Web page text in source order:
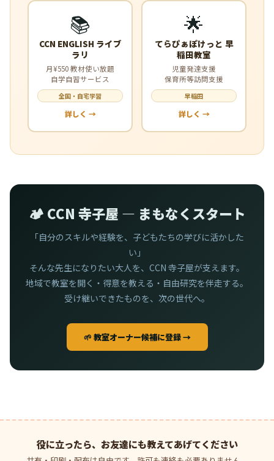
📚
CCN ENGLISH ライブ
ラリ
月¥550 教材使い放題
自学自習サービス
全国・自宅学習
詳しく →
🌟
てらぴぁぽけっと 早
稲田教室
児童発達支援
保育所等訪問支援
早稲田
詳しく →
🏕️ CCN 寺子屋 — まもなくスタート
「自分のスキルや経験を、子どもたちの学びに活かした
い」
そんな先生になりたい大人を、CCN 寺子屋が支えます。
地域で教室を開く・得意を教える・自由研究を伴走する。
受け継いできたものを、次の世代へ。
🌱 教室オーナー候補に登録 →
役に立ったら、お友達にも教えてあげてください